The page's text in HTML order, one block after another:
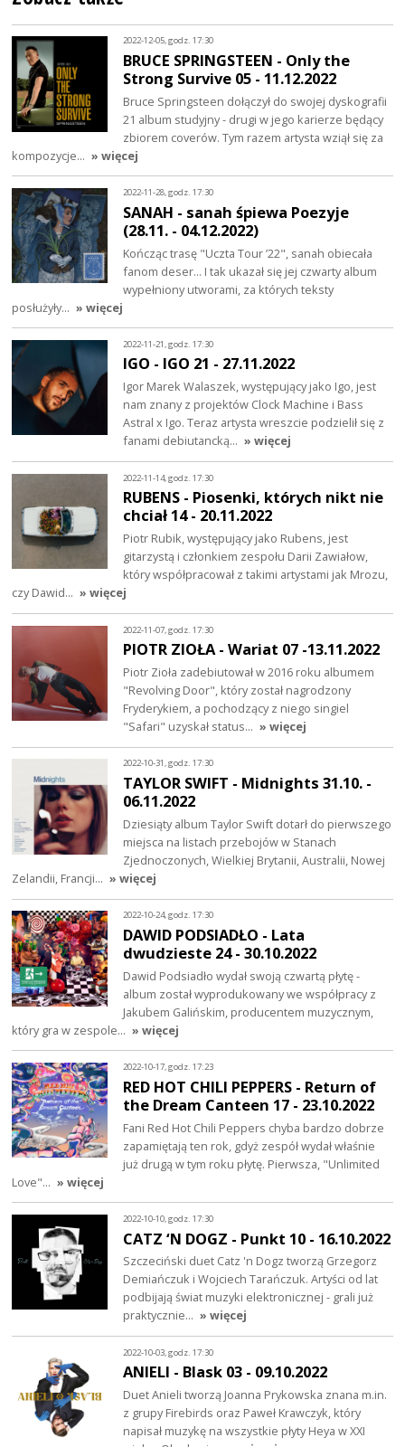
2022-12-05, godz. 17:30
BRUCE SPRINGSTEEN - Only the
Strong Survive 05 - 11.12.2022
Bruce Springsteen dołączył do swojej dyskografii
21 album studyjny - drugi w jego karierze będący
zbiorem coverów. Tym razem artysta wziął się za
kompozycje… » więcej
2022-11-28, godz. 17:30
SANAH - sanah śpiewa Poezyje
(28.11. - 04.12.2022)
Kończąc trasę "Uczta Tour ’22", sanah obiecała
fanom deser... I tak ukazał się jej czwarty album
wypełniony utworami, za których teksty
posłużyły… » więcej
2022-11-21, godz. 17:30
IGO - IGO 21 - 27.11.2022
Igor Marek Walaszek, występujący jako Igo, jest
nam znany z projektów Clock Machine i Bass
Astral x Igo. Teraz artysta wreszcie podzielił się z
fanami debiutancką… » więcej
2022-11-14, godz. 17:30
RUBENS - Piosenki, których nikt nie
chciał 14 - 20.11.2022
Piotr Rubik, występujący jako Rubens, jest
gitarzystą i członkiem zespołu Darii Zawiałow,
który współpracował z takimi artystami jak Mrozu,
czy Dawid… » więcej
2022-11-07, godz. 17:30
PIOTR ZIOŁA - Wariat 07 -13.11.2022
Piotr Zioła zadebiutował w 2016 roku albumem
"Revolving Door", który został nagrodzony
Fryderykiem, a pochodzący z niego singiel
"Safari" uzyskał status… » więcej
2022-10-31, godz. 17:30
TAYLOR SWIFT - Midnights 31.10. -
06.11.2022
Dziesiąty album Taylor Swift dotarł do pierwszego
miejsca na listach przebojów w Stanach
Zjednoczonych, Wielkiej Brytanii, Australii, Nowej
Zelandii, Francji… » więcej
2022-10-24, godz. 17:30
DAWID PODSIADŁO - Lata
dwudzieste 24 - 30.10.2022
Dawid Podsiadło wydał swoją czwartą płytę -
album został wyprodukowany we współpracy z
Jakubem Galińskim, producentem muzycznym,
który gra w zespole… » więcej
2022-10-17, godz. 17:23
RED HOT CHILI PEPPERS - Return of
the Dream Canteen 17 - 23.10.2022
Fani Red Hot Chili Peppers chyba bardzo dobrze
zapamiętają ten rok, gdyż zespół wydał właśnie
już drugą w tym roku płytę. Pierwsza, "Unlimited
Love"… » więcej
2022-10-10, godz. 17:30
CATZ ‘N DOGZ - Punkt 10 - 16.10.2022
Szczeciński duet Catz 'n Dogz tworzą Grzegorz
Demiańczuk i Wojciech Tarańczuk. Artyści od lat
podbijają świat muzyki elektronicznej - grali już
praktycznie… » więcej
2022-10-03, godz. 17:30
ANIELI - Blask 03 - 09.10.2022
Duet Anieli tworzą Joanna Prykowska znana m.in.
z grupy Firebirds oraz Paweł Krawczyk, który
napisał muzykę na wszystkie płyty Heya w XXI